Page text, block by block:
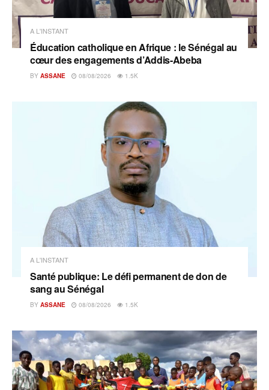
A L'INSTANT
Éducation catholique en Afrique : le Sénégal au
cœur des engagements d’Addis-Abeba
BY ASSANE 08/08/2026 1.5K
A L'INSTANT
Santé publique: Le défi permanent de don de
sang au Sénégal
BY ASSANE 08/08/2026 1.5K